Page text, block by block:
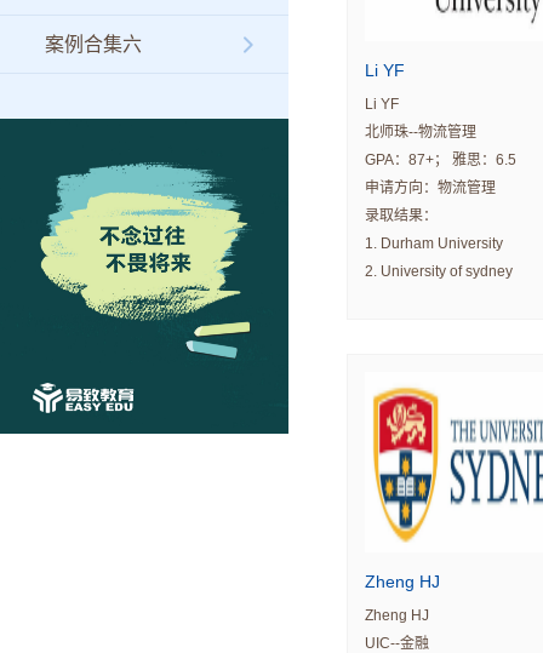
案例合集六
Li YF
Li YF
北师珠--物流管理
GPA：87+； 雅思：6.5
申请方向：物流管理
录取结果：
1. Durham University
2. University of sydney
Zheng HJ
Zheng HJ
UIC--金融